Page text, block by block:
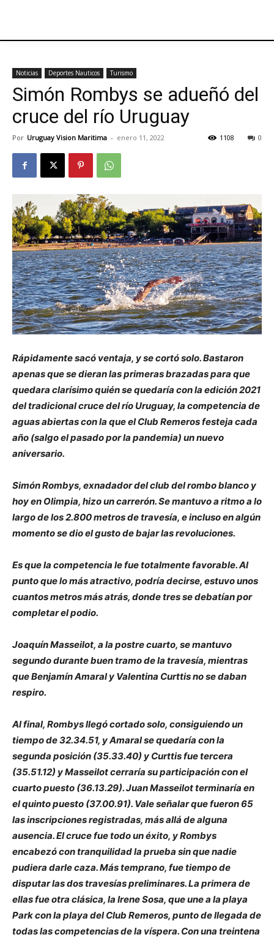
Noticias Deportes Nauticos Turismo
Simón Rombys se adueñó del
cruce del río Uruguay
Por Uruguay Vision Maritima - enero 11, 2022 0
1108
Rápidamente sacó ventaja, y se cortó solo. Bastaron
apenas que se dieran las primeras brazadas para que
quedara clarísimo quién se quedaría con la edición 2021
del tradicional cruce del río Uruguay, la competencia de
aguas abiertas con la que el Club Remeros festeja cada
año (salgo el pasado por la pandemia) un nuevo
aniversario.
Simón Rombys, exnadador del club del rombo blanco y
hoy en Olimpia, hizo un carrerón. Se mantuvo a ritmo a lo
largo de los 2.800 metros de travesía, e incluso en algún
momento se dio el gusto de bajar las revoluciones.
Es que la competencia le fue totalmente favorable. Al
punto que lo más atractivo, podría decirse, estuvo unos
cuantos metros más atrás, donde tres se debatían por
completar el podio.
Joaquín Masseilot, a la postre cuarto, se mantuvo
segundo durante buen tramo de la travesía, mientras
que Benjamín Amaral y Valentina Curttis no se daban
respiro.
Al final, Rombys llegó cortado solo, consiguiendo un
tiempo de 32.34.51, y Amaral se quedaría con la
segunda posición (35.33.40) y Curttis fue tercera
(35.51.12) y Masseilot cerraría su participación con el
cuarto puesto (36.13.29). Juan Masseilot terminaría en
el quinto puesto (37.00.91). Vale señalar que fueron 65
las inscripciones registradas, más allá de alguna
ausencia. El cruce fue todo un éxito, y Rombys
encabezó con tranquilidad la prueba sin que nadie
pudiera darle caza. Más temprano, fue tiempo de
disputar las dos travesías preliminares. La primera de
ellas fue otra clásica, la Irene Sosa, que une a la playa
Park con la playa del Club Remeros, punto de llegada de
todas las competencias de la víspera. Con una treintena